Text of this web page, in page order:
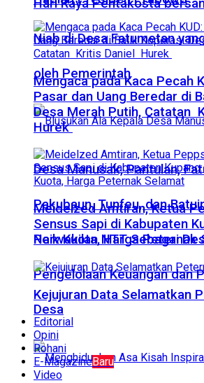
Hari Raya Pentakosta
Niab di Desa Fatumetan
oleh Pemerintah
Desa Manusak, Pantulan,
Pakubaun, Tunfeu, dan
Perwakilan NTT Sebagai
Pengelolaan Keuangan dan
Desa
Mengaca pada Kaca Pecah
Pasar dan Uang Beredar di
Desa Merah Putih, Catatan
Hurek
Meidelzed Amtiran, Ketua
Sensus Sapi di Kabupaten
Naik Kuota, Harga Peternak
Kejujuran Data Selamatkan
Editorial
Opini
Rohani
E-MagazineBaru
Video